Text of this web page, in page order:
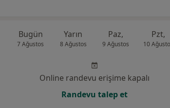
Bugün
7 Ağustos
Yarın
8 Ağustos
Paz,
9 Ağustos
Pzt,
10
Online randevu erişime kapalı
Randevu talep et